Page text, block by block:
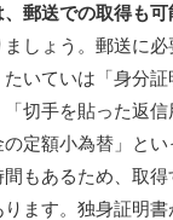
郵送での取得も可
しょう。郵送に
いていは「身分
切手を貼った返
定額小為替」と
もあるため、取
ます。独身証明書